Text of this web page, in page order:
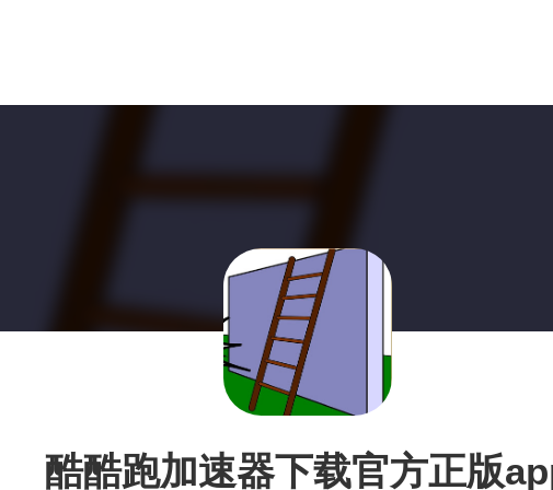
酷酷跑加速器下载官方正版